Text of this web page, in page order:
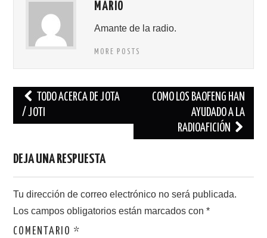
MARIO
Amante de la radio.
MORE POSTS
Navegación
de
TODO ACERCA DE JOTA
/ JOTI
COMO LOS BAOFENG HAN
AYUDADO A LA
RADIOAFICIÓN
DEJA UNA RESPUESTA
Tu dirección de correo electrónico no será publicada.
Los campos obligatorios están marcados con*
COMENTARIO*